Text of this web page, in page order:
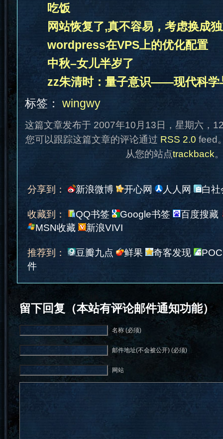
吃饭
网站恢复了,真不容易，考虑换成
wordpress在VPS上的优化配置
中秋–女儿半岁了
zz朱清时：量子意识——现代科学
标签：wingwy
这篇文章发布于 2007年10月13日，星期六，
您可以跟踪这篇文章的评论通过 RSS 2.0feed
从您的站点trackback
分享到： 新浪微博 开心网 人人网 白社
收藏到： QQ书签 Google书签
百度搜藏
MSN收藏
新浪VIVI
推荐到： 豆瓣九点 鲜果 奇客发现
件
留下回复（本站有评论邮件通知功能）
名称 (必须)
邮件地址(不会被公开) (必须)
网站